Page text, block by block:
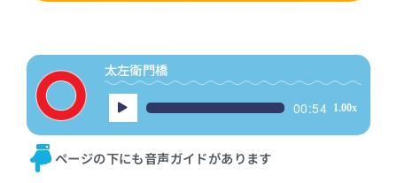
太左衛門橋
音
声
プ
00:54 1.00x
ページの下にも音声ガイドがあります